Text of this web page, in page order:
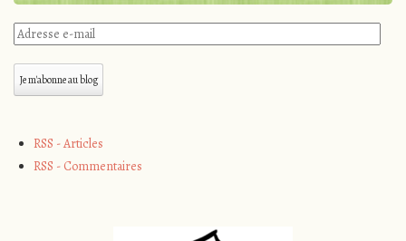
Adresse
mail
Je m'abonne au blog
RSS - Articles
RSS - Commentaires